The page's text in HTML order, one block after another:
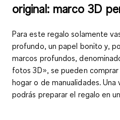
original: marco 3D
Para este regalo solamente
profundo, un papel bonito y,
marcos profundos,
fotos 3D», se pueden
hogar o de manualidades.
podrás preparar el regalo en